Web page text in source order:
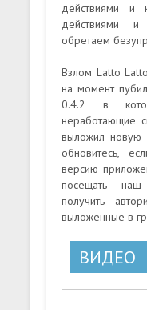
действиями и
действиями
обретаем
Взлом Latto
на момент
0.4.2 в
неработающие
выложил новую
обновитесь,
версию
посещать
получить
выложенные в
ВИДЕО